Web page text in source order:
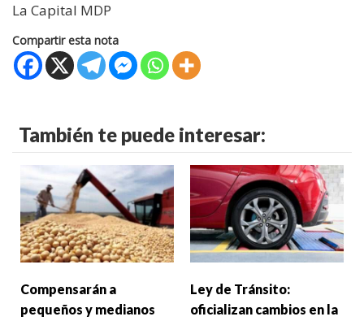
La Capital MDP
Compartir esta nota
También te puede interesar:
Compensarán a
pequeños y medianos
Ley de Tránsito:
oficializan cambios en la